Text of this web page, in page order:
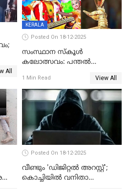
All
KERALA
Posted On 18-12-2025
സംസ്ഥാന സ്കൂൾ
കലോത്സവം: പന്തൽ
1 Min Read View All
Posted On 18-12-2025
വീണ്ടും 'ഡിജിറ്റല്‍ അറസ്റ്റ്';
കൊച്ചിയില്‍ വനിതാ